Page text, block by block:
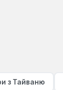
з Тайваню